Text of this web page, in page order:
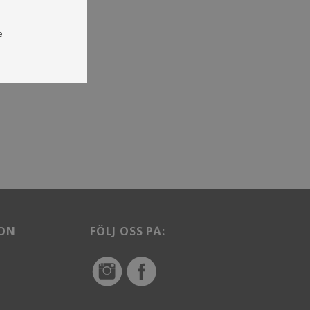
FÖLJ OSS PÅ: